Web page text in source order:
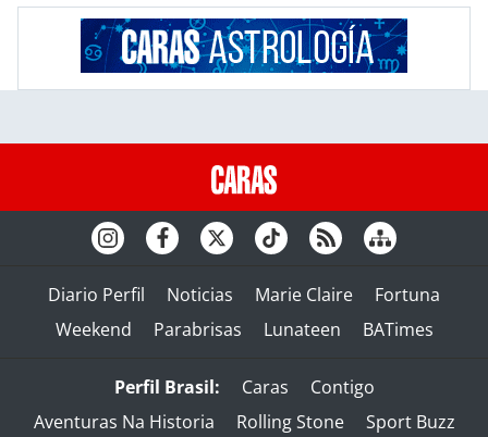
Diario Perfil Noticias Marie Claire
Fortuna
Weekend
Parabrisas Lunateen BATimes
Perfil Brasil: Caras
Contigo
Aventuras Na Historia
Rolling Stone Sport Buzz